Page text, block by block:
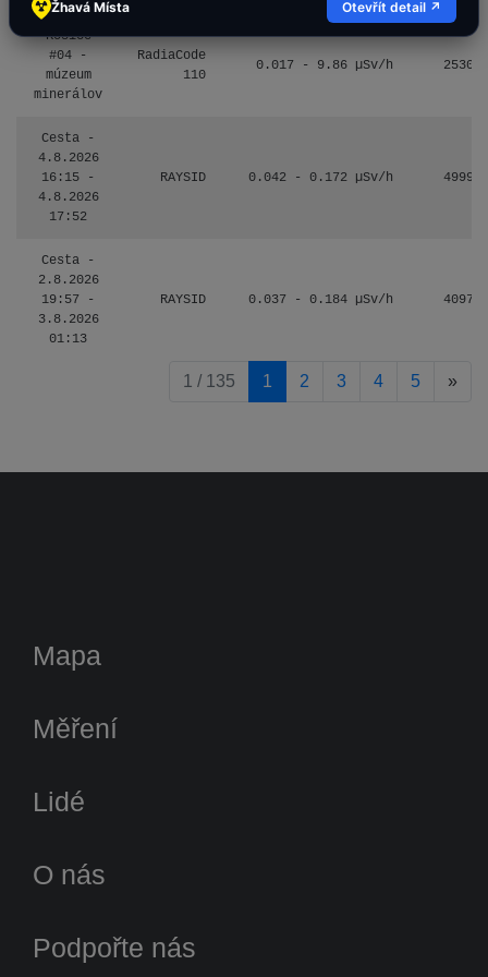
Košice
#04 -
múzeum
minerálov
RadiaCode
110
0.017 - 9.86 µSv/h 2530
Cesta -
4.8.2026
16:15 -
4.8.2026
17:52
RAYSID 0.042 - 0.172 µSv/h 4999
Cesta -
2.8.2026
19:57 -
3.8.2026
01:13
RAYSID 0.037 - 0.184 µSv/h 4097
1 / 135 1 2 3 4 5 »
Žhavá Místa Otevřít detail ↗
Mapa
Měření
Lidé
O nás
Podpořte nás